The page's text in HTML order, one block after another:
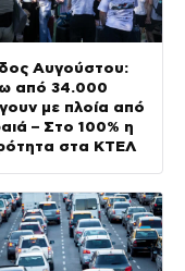
Αυγούστου:
από 34.000
με πλοία από
– Στο 100% η
στα ΚΤΕΛ